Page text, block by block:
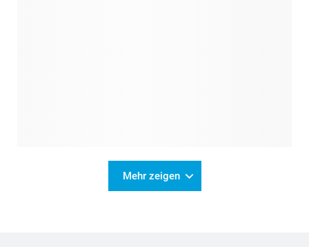
Mehr zeigen